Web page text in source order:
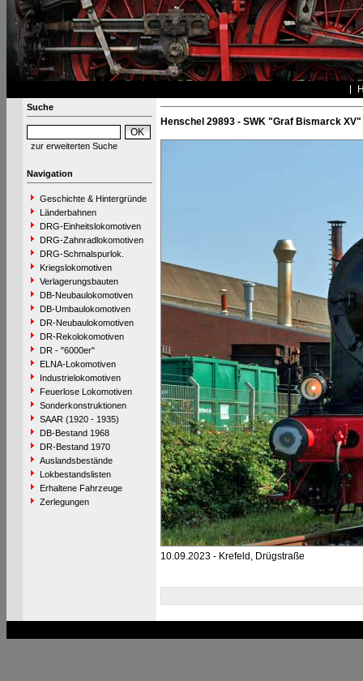
Suche
zur erweiterten Suche
Navigation
Geschichte & Hintergründe
Länderbahnen
DRG-Einheitslokomotiven
DRG-Zahnradlokomotiven
DRG-Schmalspurlok.
Kriegslokomotiven
Verlagerungsbauten
DB-Neubaulokomotiven
DB-Umbaulokomotiven
DR-Neubaulokomotiven
DR-Rekolokomotiven
DR - "6000er"
ELNA-Lokomotiven
Industrielokomotiven
Feuerlose Lokomotiven
Sonderkonstruktionen
SAAR (1920 - 1935)
DB-Bestand 1968
DR-Bestand 1970
Auslandsbestände
Lokbestandslisten
Erhaltene Fahrzeuge
Zerlegungen
Henschel 29893 - SWK "Graf Bismarck XV"
10.09.2023 - Krefeld, Drügstraße